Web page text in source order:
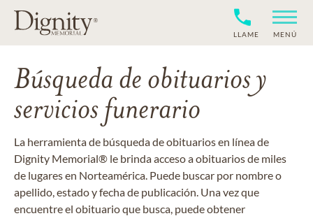
LLAME MENÚ
Búsqueda de obituarios y
servicios funerario
La herramienta de búsqueda de obituarios en línea de
Dignity Memorial® le brinda acceso a obituarios de miles
de lugares en Norteamérica. Puede buscar por nombre o
apellido, estado y fecha de publicación. Una vez que
encuentre el obituario que busca, puede obtener